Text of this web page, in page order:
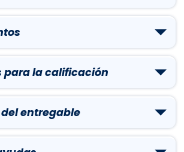
para la calificación
entregable